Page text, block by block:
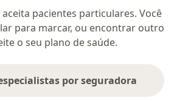
pacientes particulares. Você
para marcar, ou encontrar outro
o seu plano de saúde.
por seguradora